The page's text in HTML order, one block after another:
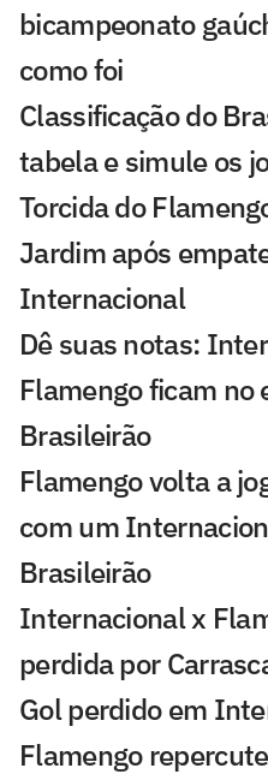
bicampeonato
como foi
Classificação do
tabela e simule os
Torcida do
Jardim após
Internacional
Dê suas notas:
Flamengo ficam no
Brasileirão
Flamengo volta a
com um
Brasileirão
Internacional x
perdida por
Gol perdido em
Flamengo